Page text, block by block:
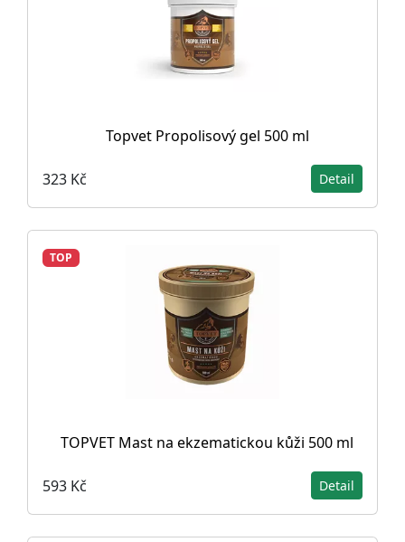
Topvet Propolisový gel 500 ml
323 Kč Detail
TOP
TOPVET Mast na ekzematickou kůži 500 ml
593 Kč Detail